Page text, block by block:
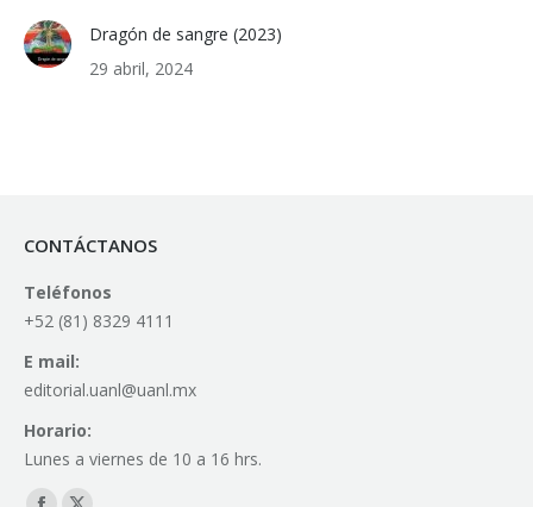
Dragón de sangre (2023)
29 abril, 2024
CONTÁCTANOS
Teléfonos
+52 (81) 8329 4111
E mail:
editorial.uanl@uanl.mx
Horario:
Lunes a viernes de 10 a 16 hrs.
Find us on: